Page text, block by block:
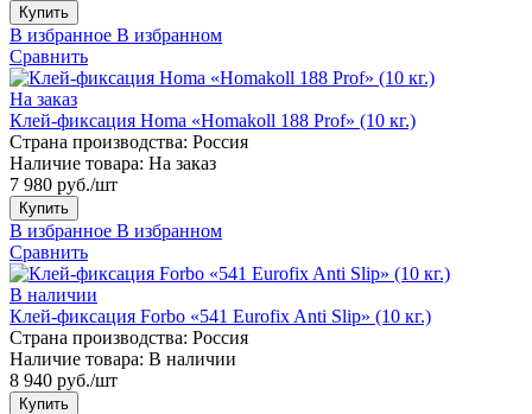
Купить
В избранное В избранном
Сравнить
На заказ
Клей-фиксация Homa «Homakoll 188 Prof» (10 кг.)
Страна производства: Россия
Наличие товара: На заказ
7 980 руб./шт
Купить
В избранное В избранном
Сравнить
В наличии
Клей-фиксация Forbo «541 Eurofix Anti Slip» (10 кг.)
Страна производства: Россия
Наличие товара: В наличии
8 940 руб./шт
Купить